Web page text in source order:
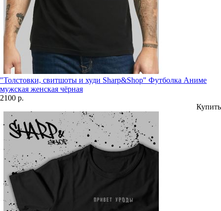
"Толстовки, свитшоты и худи Sharp&Shop" Футболка Аниме
мужская женская чёрная
2100 р.
Купить